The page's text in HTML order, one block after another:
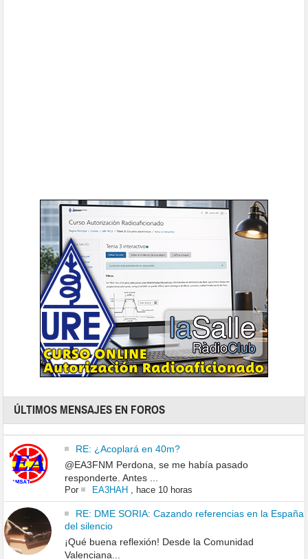
ÚLTIMOS MENSAJES EN FOROS
RE: ¿Acoplará en 40m?
@EA3FNM Perdona, se me había pasado
responderte. Antes ...
Por EA3HAH, hace 10 horas
RE: DME SORIA: Cazando referencias en la España
del silencio
¡Qué buena reflexión! Desde la Comunidad
Valenciana...